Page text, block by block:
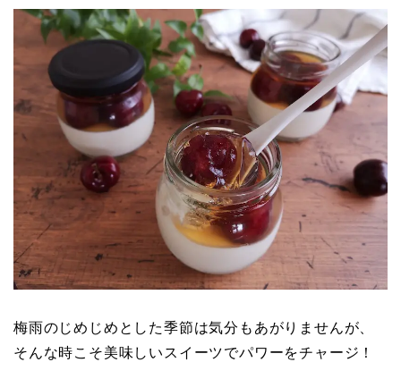
梅雨のじめじめとした季節は気分もあがりませんが、
そんな時こそ美味しいスイーツでパワーをチャージ！